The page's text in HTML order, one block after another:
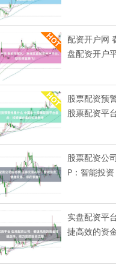
配资开户网
盘配资开户
股票配资预
股票配资平
股票配资公
P：智能投
实盘配资平
捷高效的资